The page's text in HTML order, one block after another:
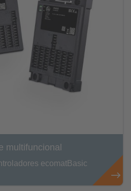
multifuncional
ecomatBasic